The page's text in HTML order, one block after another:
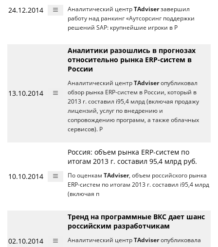
24.12.2014 Аналитический центр TAdviserзавершил
работу над ранкинг «Аутсорсинг поддержки
решений SAP: крупнейшие игроки в Р
13.10.2014
Аналитики разошлись в прогнозах
относительно рынка ERP-систем в
России
Аналитический центр TAdviserопубликовал
обзор рынка ERP-систем в России, который в
2013 г. составил i95,4 млрд (включая продажу
лицензий, услуг по внедрению и
сопровождению программ, а также облачных
сервисов). Р
10.10.2014
Россия: объем рынка ERP-систем по
итогам 2013 г. составил 95,4 млрд руб.
По оценкам TAdviser, объем российского рынка
ERP-систем по итогам 2013 г. составил i95,4 млрд
(включая п
02.10.2014
Тренд на программные ВКС дает шанс
российским разработчикам
Аналитический центр TAdviserопубликовала